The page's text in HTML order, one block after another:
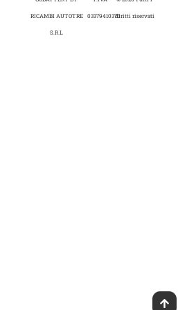
RICAMBI AUTOTRE
S.R.L
03379410370diritti riservati